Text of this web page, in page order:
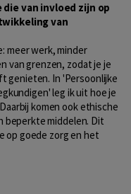
van invloed zijn op
van
meer werk, minder
van grenzen, zodat je je
genieten. In 'Persoonlijke
leg ik uit hoe je
komen ook ethische
beperkte middelen. Dit
op goede zorg en het